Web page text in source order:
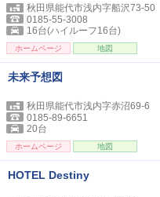
秋田県能代市浅内字船沢73-50
0185-55-3008
16台(ハイルーフ16台)
ホームページ 地図
未来予想図
秋田県能代市浅内字赤沼69-6
0185-89-6651
20台
ホームページ 地図
HOTEL Destiny